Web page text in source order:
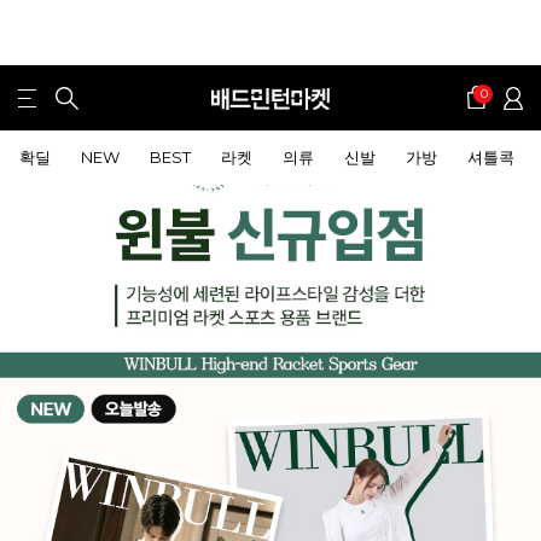
0
확딜 NEW BEST 라켓 의류 신발 가방 셔틀콕